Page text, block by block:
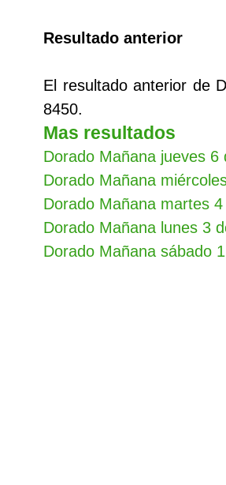
Resultado anterior
El resultado anterior de
8450.
Mas resultados
Dorado Mañana jueves 6
Dorado Mañana
Dorado Mañana martes
Dorado Mañana lunes 3
Dorado Mañana sábado